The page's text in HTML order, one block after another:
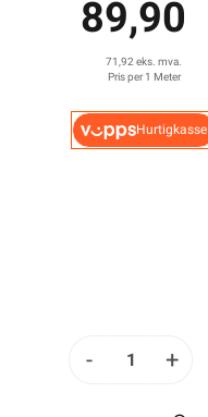
89,90
71,92 eks. mva.
Pris per 1 Meter
Hurtigkasse
- +